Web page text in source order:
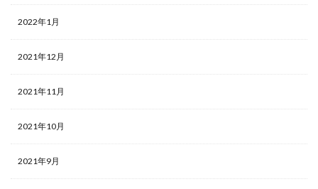
2022年1月
2021年12月
2021年11月
2021年10月
2021年9月